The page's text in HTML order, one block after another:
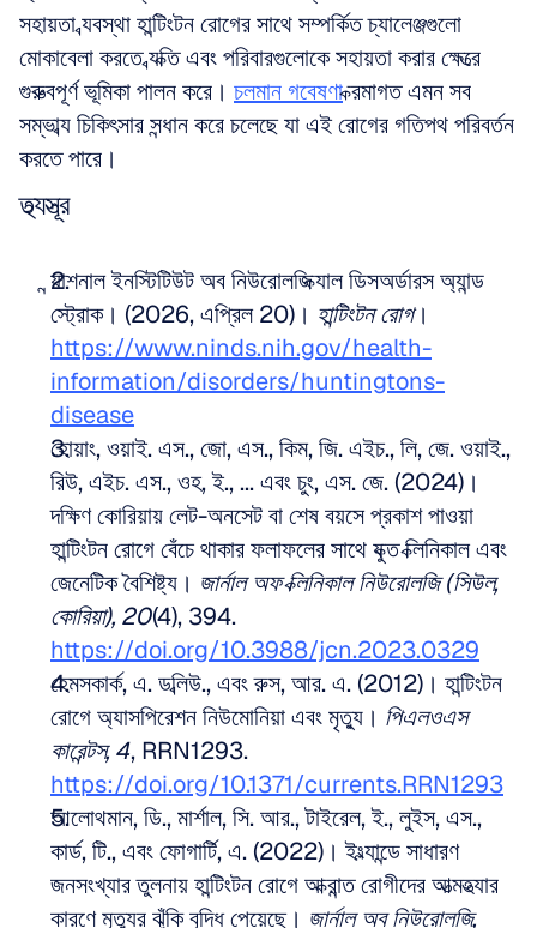
সহায়তা ব্যবস্থা হান্টিংটন রোগের সাথে সম্পর্কিত চ্যালেঞ্জগুলো
মোকাবেলা করতে ব্যক্তি এবং পরিবারগুলোকে সহায়তা করার ক্ষেত্রে
গুরুত্বপূর্ণ ভূমিকা পালন করে। চলমান গবেষণা ক্রমাগত এমন সব
সম্ভাব্য চিকিৎসার সন্ধান করে চলেছে যা এই রোগের গতিপথ পরিবর্তন
করতে পারে।
তথ্যসূত্র
ন্যাশনাল ইনস্টিটিউট অব নিউরোলজিক্যাল ডিসঅর্ডারস অ্যান্ড
স্ট্রোক। (2026, এপ্রিল 20)। হান্টিংটন রোগ
https://www.ninds.nih.gov/health-
information/disorders/huntingtons-
disease
হোয়াং, ওয়াই. এস., জো, এস., কিম, জি. এইচ., লি, জে. ওয়াই.,
রিউ, এইচ. এস., ওহ, ই., ... এবং চুং, এস. জে. (2024)।
দক্ষিণ কোরিয়ায় লেট-অনসেট বা শেষ বয়সে প্রকাশ পাওয়া
হান্টিংটন রোগে বেঁচে থাকার ফলাফলের সাথে যুক্ত ক্লিনিকাল এবং
জেনেটিক বৈশিষ্ট্য। জার্নাল অফ ক্লিনিকাল নিউরোলজি (সিউল,
কোরিয়া), 20
https://doi.org/10.3988/jcn.2023.0329
হেমসকার্ক, এ. ডব্লিউ., এবং রুস, আর. এ. (2012)। হান্টিংটন
রোগে অ্যাসপিরেশন নিউমোনিয়া এবং মৃত্যু। পিএলওএস
কারেন্টস, 4
https://doi.org/10.1371/currents.RRN1293
আলোথমান, ডি., মার্শাল, সি. আর., টাইরেল, ই., লুইস, এস.,
কার্ড, টি., এবং ফোগার্টি, এ. (2022)। ইংল্যান্ডে সাধারণ
জনসংখ্যার তুলনায় হান্টিংটন রোগে আক্রান্ত রোগীদের আত্মহত্যার
কারণে মৃত্যুর ঝুঁকি বৃদ্ধি পেয়েছে। জার্নাল অব নিউরোলজি,